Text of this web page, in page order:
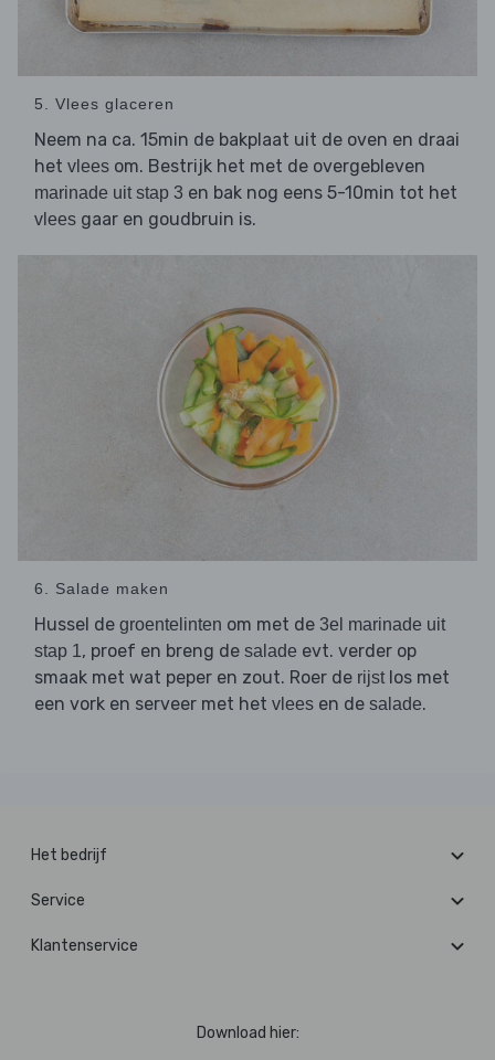
5. Vlees glaceren
Neem na ca. 15min de bakplaat uit de oven en draai
het vlees om. Bestrijk het met de overgebleven
marinade uit stap 3 en bak nog eens 5-10min tot het
vlees gaar en goudbruin is.
6. Salade maken
Hussel de groentelinten om met de 3el marinade uit
stap 1, proef en breng de salade evt. verder op
smaak met wat peper en zout. Roer de rijstlos met
een vork en serveer met het vlees en de salade.
Het bedrijf
Service
Klantenservice
Download hier: